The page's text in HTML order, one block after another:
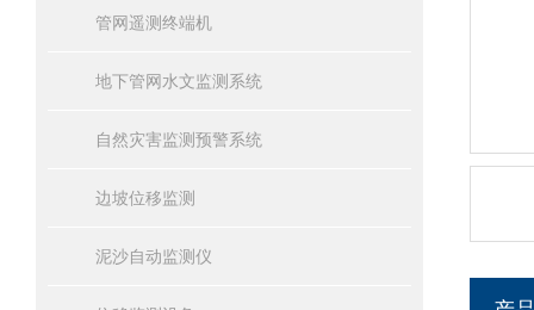
管网遥测终端机
地下管网水文监测系统
自然灾害监测预警系统
边坡位移监测
泥沙自动监测仪